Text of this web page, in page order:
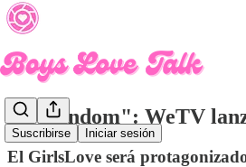
Suscribirse Iniciar sesión
"Queendom": WeTV
El GirlsLove será